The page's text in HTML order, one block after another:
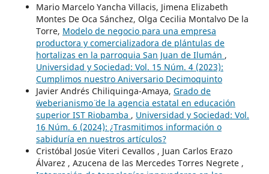
Mario Marcelo Yancha Villacis, Jimena Elizabeth
Montes De Oca Sánchez, Olga Cecilia Montalvo De la
Torre, Modelo de negocio para una empresa
productora y comercializadora de plántulas de
hortalizas en la parroquia San Juan de Ilumán ,
Universidad y Sociedad: Vol. 15 Núm. 4 (2023):
Cumplimos nuestro Aniversario Decimoquinto
Javier Andrés Chiliquinga-Amaya, Grado de
¨weberianismo¨ de la agencia estatal en educación
superior IST Riobamba , Universidad y Sociedad: Vol.
16 Núm. 6 (2024): ¿Trasmitimos información o
sabiduría en nuestros artículos?
Cristóbal Josúe Viteri Cevallos , Juan Carlos Erazo
Álvarez , Azucena de las Mercedes Torres Negrete ,